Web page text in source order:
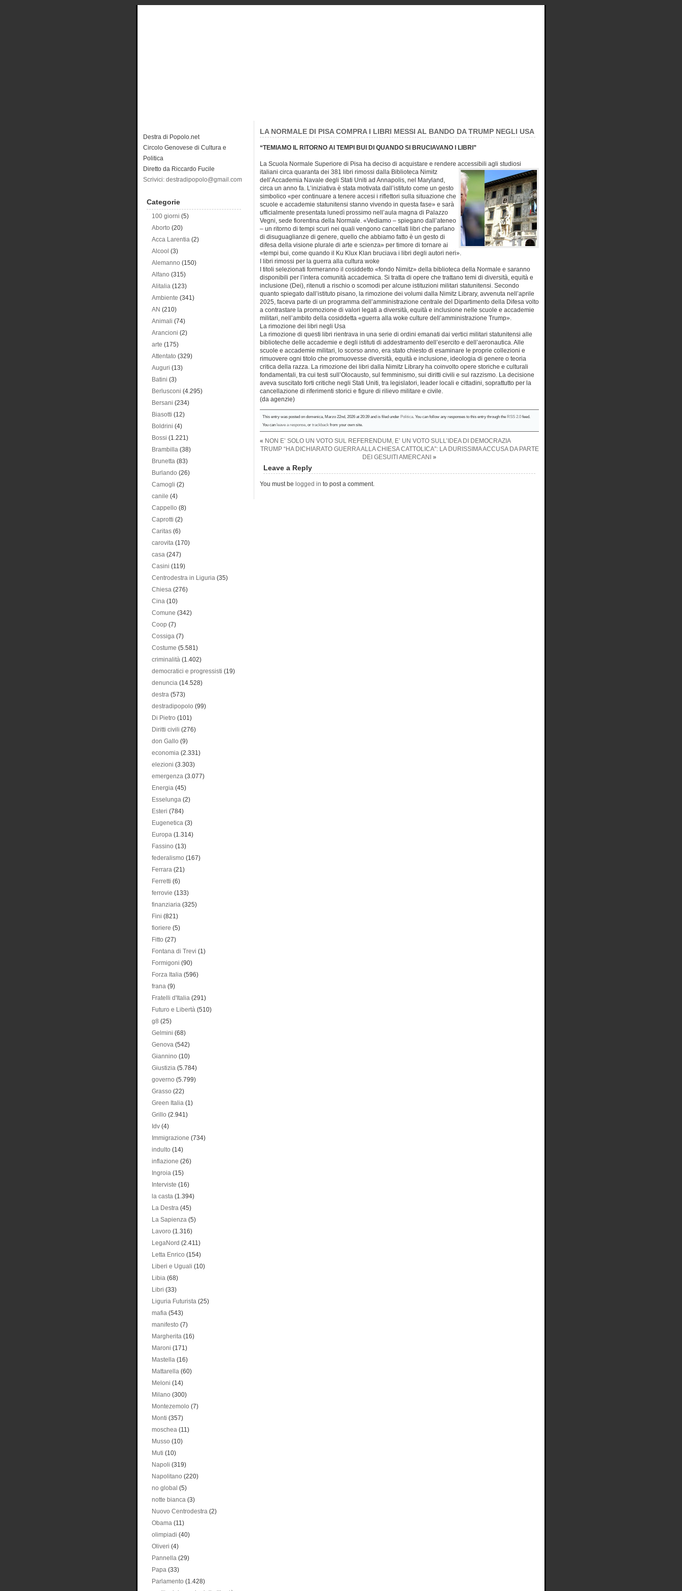
LA NORMALE DI PISA COMPRA I LIBRI MESSI AL BANDO DA TRUMP NEGLI USA
“TEMIAMO IL RITORNO AI TEMPI BUI DI QUANDO SI BRUCIAVANO I LIBRI”
La Scuola Normale Superiore di Pisa ha deciso di acquistare e rendere accessibili agli studiosi
italiani circa quaranta dei 381 libri rimossi dalla Biblioteca Nimitz
dell’Accademia Navale degli Stati Uniti ad Annapolis, nel Maryland,
circa un anno fa. L’iniziativa è stata motivata dall’istituto come un gesto
simbolico «per continuare a tenere accesi i riflettori sulla situazione che
scuole e accademie statunitensi stanno vivendo in questa fase» e sarà
ufficialmente presentata lunedì prossimo nell’aula magna di Palazzo
Vegni, sede fiorentina della Normale. «Vediamo – spiegano dall’ateneo
– un ritorno di tempi scuri nei quali vengono cancellati libri che parlano
di disuguaglianze di genere, quello che abbiamo fatto è un gesto di
difesa della visione plurale di arte e scienza» per timore di tornare ai
«tempi bui, come quando il Ku Klux Klan bruciava i libri degli autori neri».
I libri rimossi per la guerra alla cultura woke
I titoli selezionati formeranno il cosiddetto «fondo Nimitz» della biblioteca della Normale e saranno
disponibili per l’intera comunità accademica. Si tratta di opere che trattano temi di diversità, equità e
inclusione (Dei), ritenuti a rischio o scomodi per alcune istituzioni militari statunitensi. Secondo
quanto spiegato dall’istituto pisano, la rimozione dei volumi dalla Nimitz Library, avvenuta nell’aprile
2025, faceva parte di un programma dell’amministrazione centrale del Dipartimento della Difesa volto
a contrastare la promozione di valori legati a diversità, equità e inclusione nelle scuole e accademie
militari, nell’ambito della cosiddetta «guerra alla woke culture dell’amministrazione Trump».
La rimozione dei libri negli Usa
La rimozione di questi libri rientrava in una serie di ordini emanati dai vertici militari statunitensi alle
biblioteche delle accademie e degli istituti di addestramento dell’esercito e dell’aeronautica. Alle
scuole e accademie militari, lo scorso anno, era stato chiesto di esaminare le proprie collezioni e
rimuovere ogni titolo che promuovesse diversità, equità e inclusione, ideologia di genere o teoria
critica della razza. La rimozione dei libri dalla Nimitz Library ha coinvolto opere storiche e culturali
fondamentali, tra cui testi sull’Olocausto, sul femminismo, sui diritti civili e sul razzismo. La decisione
aveva suscitato forti critiche negli Stati Uniti, tra legislatori, leader locali e cittadini, soprattutto per la
cancellazione di riferimenti storici e figure di rilievo militare e civile.
(da agenzie)
This entry was posted on domenica, Marzo 22nd, 2026 at 20:39 and is filed under Politica . You can follow any responses to this entry through the RSS 2.0 feed.
You can leave a response , or trackback from your own site.
« NON E’ SOLO UN VOTO SUL REFERENDUM, E’ UN VOTO SULL’IDEA DI DEMOCRAZIA
TRUMP “HA DICHIARATO GUERRA ALLA CHIESA CATTOLICA”: LA DURISSIMA ACCUSA DA PARTE
DEI GESUITI AMERCANI »
Leave a Reply
You must be logged in to post a comment.
Destra di Popolo.net
Circolo Genovese di Cultura e
Politica
Diretto da Riccardo Fucile
Scrivici: destradipopolo@gmail.com
Categorie
100 giorni (5)
Aborto (20)
Acca Larentia (2)
Alcool (3)
Alemanno (150)
Alfano (315)
Alitalia (123)
Ambiente (341)
AN (210)
Animali (74)
Arancioni (2)
arte (175)
Attentato (329)
Auguri (13)
Batini (3)
Berlusconi (4.295)
Bersani (234)
Biasotti (12)
Boldrini (4)
Bossi (1.221)
Brambilla (38)
Brunetta (83)
Burlando (26)
Camogli (2)
canile (4)
Cappello (8)
Caprotti (2)
Caritas (6)
carovita (170)
casa (247)
Casini (119)
Centrodestra in Liguria (35)
Chiesa (276)
Cina (10)
Comune (342)
Coop (7)
Cossiga (7)
Costume (5.581)
criminalità (1.402)
democratici e progressisti (19)
denuncia (14.528)
destra (573)
destradipopolo (99)
Di Pietro (101)
Diritti civili (276)
don Gallo (9)
economia (2.331)
elezioni (3.303)
emergenza (3.077)
Energia (45)
Esselunga (2)
Esteri (784)
Eugenetica (3)
Europa (1.314)
Fassino (13)
federalismo (167)
Ferrara (21)
Ferretti (6)
ferrovie (133)
finanziaria (325)
Fini (821)
fioriere (5)
Fitto (27)
Fontana di Trevi (1)
Formigoni (90)
Forza Italia (596)
frana (9)
Fratelli d'Italia (291)
Futuro e Libertà (510)
g8 (25)
Gelmini (68)
Genova (542)
Giannino (10)
Giustizia (5.784)
governo (5.799)
Grasso (22)
Green Italia (1)
Grillo (2.941)
Idv (4)
Immigrazione (734)
indulto (14)
inflazione (26)
Ingroia (15)
Interviste (16)
la casta (1.394)
La Destra (45)
La Sapienza (5)
Lavoro (1.316)
LegaNord (2.411)
Letta Enrico (154)
Liberi e Uguali (10)
Libia (68)
Libri (33)
Liguria Futurista (25)
mafia (543)
manifesto (7)
Margherita (16)
Maroni (171)
Mastella (16)
Mattarella (60)
Meloni (14)
Milano (300)
Montezemolo (7)
Monti (357)
moschea (11)
Musso (10)
Muti (10)
Napoli (319)
Napolitano (220)
no global (5)
notte bianca (3)
Nuovo Centrodestra (2)
Obama (11)
olimpiadi (40)
Oliveri (4)
Pannella (29)
Papa (33)
Parlamento (1.428)